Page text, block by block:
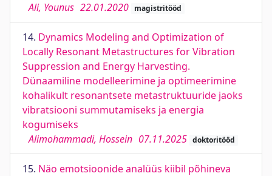
Ali, Younus 22.01.2020 magistritööd
14. Dynamics Modeling and Optimization of
Locally Resonant Metastructures for Vibration
Suppression and Energy Harvesting.
Dünaamiline modelleerimine ja optimeerimine
kohalikult resonantsete metastruktuuride jaoks
vibratsiooni summutamiseks ja energia
kogumiseks
Alimohammadi, Hossein 07.11.2025 doktoritööd
15. Näo emotsioonide analüüs kiibil põhineva